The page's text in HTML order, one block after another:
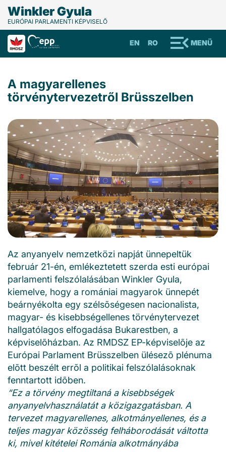
Winkler Gyula
EURÓPAI PARLAMENTI KÉPVISELŐ
MENÜ
RO
EN
A magyarellenes
törvénytervezetről Brüsszelben
Az anyanyelv nemzetközi napját ünnepeltük
február 21-én, emlékeztetett szerda esti európai
parlamenti felszólalásában Winkler Gyula,
kiemelve, hogy a romániai magyarok ünnepét
beárnyékolta egy szélsõségesen nacionalista,
magyar- és kisebbségellenes törvénytervezet
hallgatólagos elfogadása Bukarestben, a
képviselõházban. Az RMDSZ EP-képviselõje az
Európai Parlament Brüsszelben ülésezõ plénuma
elõtt beszélt errõl a politikai felszólalásoknak
fenntartott idõben.
“Ez a törvény megtiltaná a kisebbségek
anyanyelvhasználatát a közigazgatásban. A
tervezet magyarellenes, alkotmányellenes, és a
teljes magyar közösség felháborodását váltotta
ki, mivel kitételei Románia alkotmányába